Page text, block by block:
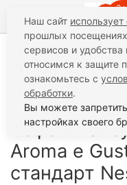
Кофе Кофе в
Nespresso
Кофе в
стандарт Nespresso -
Кофе в
Aroma e
стандарт
Наш сайт
прошлых
сервисов и
относимся к защите
ознакомьтесь с
обработки.
Вы можете
настройках своего